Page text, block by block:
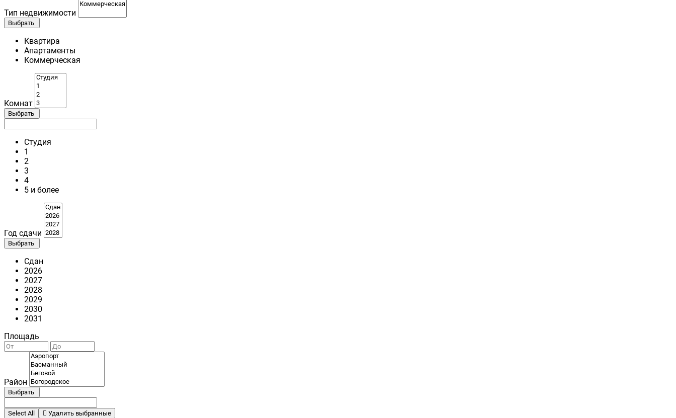
Тип недвижимости
Выбрать
Квартира
Апартаменты
Коммерческая
Комнат
Выбрать
Студия
1
2
3
4
5 и более
Год сдачи
Выбрать
Сдан
2026
2027
2028
2029
2030
2031
Площадь
Район
Выбрать
Select All Удалить выбранные